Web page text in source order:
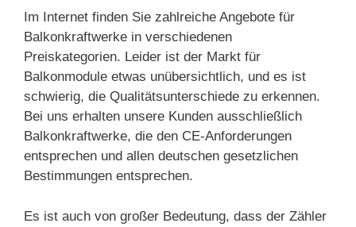
Im Internet finden Sie zahlreiche Angebote für
Balkonkraftwerke in verschiedenen
Preiskategorien. Leider ist der Markt für
Balkonmodule etwas unübersichtlich, und es ist
schwierig, die Qualitätsunterschiede zu erkennen.
Bei uns erhalten unsere Kunden ausschließlich
Balkonkraftwerke, die den CE-Anforderungen
entsprechen und allen deutschen gesetzlichen
Bestimmungen entsprechen.
Es ist auch von großer Bedeutung, dass der Zähler